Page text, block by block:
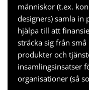
människor (t.ex.
designers) samla in
hjälpa till att
sträcka sig från
produkter och
insamlingsinsatser
organisationer (så